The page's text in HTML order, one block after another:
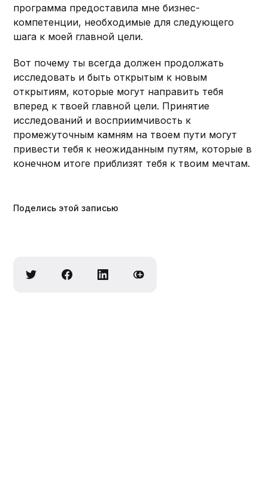
программа предоставила мне бизнес-
компетенции, необходимые для следующего
шага к моей главной цели.
Вот почему ты всегда должен продолжать
исследовать и быть открытым к новым
открытиям, которые могут направить тебя
вперед к твоей главной цели. Принятие
исследований и восприимчивость к
промежуточным камням на твоем пути могут
привести тебя к неожиданным путям, которые в
конечном итоге приблизят тебя к твоим мечтам.
Поделись этой записью